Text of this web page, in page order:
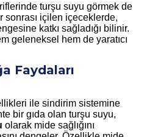
turşu suyu görmek de
sonrası içilen içeceklerde,
katkı sağladığı bilinir.
geleneksel hem de yaratıcı
Faydaları
ile sindirim sistemine
bir gıda olan turşu suyu,
olarak mide sağlığını